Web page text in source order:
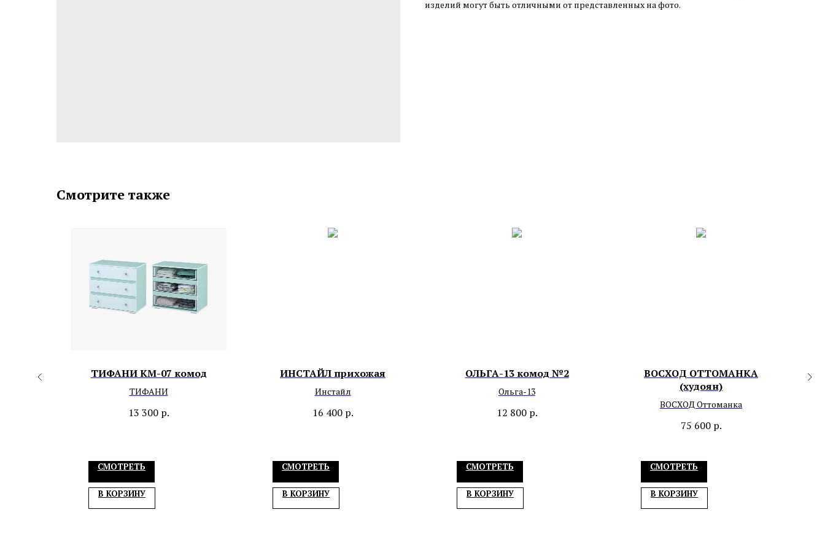
изделий могут быть отличными от представленных на фото.
Смотрите также
ТИФАНИ КМ-07 комод
ТИФАНИ
13 300 р.
СМОТРЕТЬ
В КОРЗИНУ
ИНСТАЙЛ прихожая
Инстайл
16 400 р.
СМОТРЕТЬ
В КОРЗИНУ
ОЛЬГА-13 комод №2
Ольга-13
12 800 р.
СМОТРЕТЬ
В КОРЗИНУ
ВОСХОД ОТТОМАНКА
(худоян)
ВОСХОД Оттоманка
75 600 р.
СМОТРЕТЬ
В КОРЗИНУ